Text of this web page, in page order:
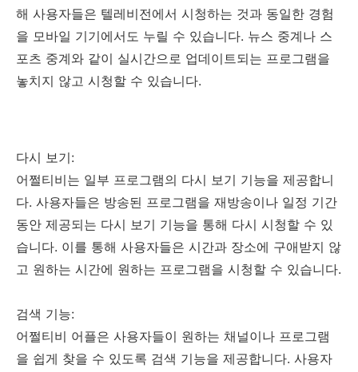
해 사용자들은 텔레비전에서 시청하는 것과 동일한 경험
을 모바일 기기에서도 누릴 수 있습니다. 뉴스 중계나 스
포츠 중계와 같이 실시간으로 업데이트되는 프로그램을
놓치지 않고 시청할 수 있습니다.
다시 보기:
어쩔티비는 일부 프로그램의 다시 보기 기능을 제공합니
다. 사용자들은 방송된 프로그램을 재방송이나 일정 기간
동안 제공되는 다시 보기 기능을 통해 다시 시청할 수 있
습니다. 이를 통해 사용자들은 시간과 장소에 구애받지 않
고 원하는 시간에 원하는 프로그램을 시청할 수 있습니다.
검색 기능:
어쩔티비 어플은 사용자들이 원하는 채널이나 프로그램
을 쉽게 찾을 수 있도록 검색 기능을 제공합니다. 사용자